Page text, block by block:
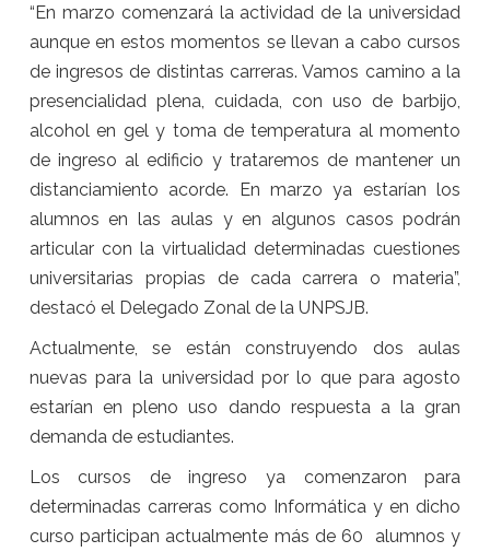
“En marzo comenzará la actividad de la universidad
aunque en estos momentos se llevan a cabo cursos
de ingresos de distintas carreras. Vamos camino a la
presencialidad plena, cuidada, con uso de barbijo,
alcohol en gel y toma de temperatura al momento
de ingreso al edificio y trataremos de mantener un
distanciamiento acorde. En marzo ya estarían los
alumnos en las aulas y en algunos casos podrán
articular con la virtualidad determinadas cuestiones
universitarias propias de cada carrera o materia”,
destacó el Delegado Zonal de la UNPSJB.
Actualmente, se están construyendo dos aulas
nuevas para la universidad por lo que para agosto
estarían en pleno uso dando respuesta a la gran
demanda de estudiantes.
Los cursos de ingreso ya comenzaron para
determinadas carreras como Informática y en dicho
curso participan actualmente más de 60 alumnos y